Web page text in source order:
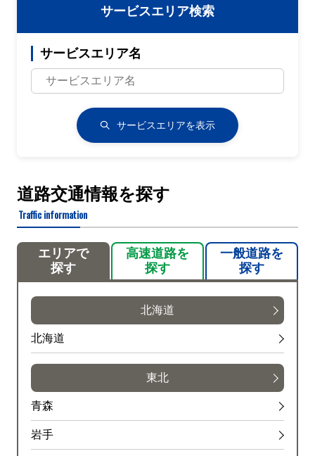
サービスエリア検索
サービスエリア名
サービスエリアを表示
道路交通情報を探す
Traffic information
エリアで
探す
高速道路を
探す
一般道路を
探す
北海道
北海道
東北
青森
岩手